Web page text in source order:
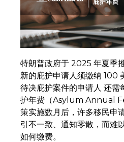
特朗普政府于 2025 年夏季
新的庇护申请人须缴纳 100
待决庇护案件的申请人 还需
护年费（Asylum Annual
策实施数月后，许多移民申
引不一致、通知零散，而难
如何缴费。